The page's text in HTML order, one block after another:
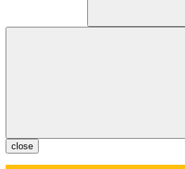
close